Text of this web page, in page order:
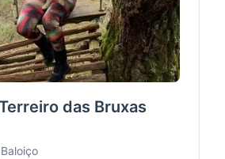
das Bruxas
Baloiço